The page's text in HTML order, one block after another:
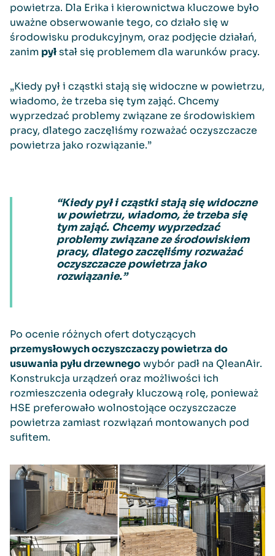
powietrza. Dla Erika i kierownictwa kluczowe było
uważne obserwowanie tego, co działo się w
środowisku produkcyjnym, oraz podjęcie działań,
zanim pyłstał się problemem dla warunków pracy.
„Kiedy pył i cząstki stają się widoczne w powietrzu,
wiadomo, że trzeba się tym zająć. Chcemy
wyprzedzać problemy związane ze środowiskiem
pracy, dlatego zaczęliśmy rozważać oczyszczacze
powietrza jako rozwiązanie.”
“Kiedy pył i cząstki stają się widoczne
w powietrzu, wiadomo, że trzeba się
tym zająć. Chcemy wyprzedzać
problemy związane ze środowiskiem
pracy, dlatego zaczęliśmy rozważać
oczyszczacze powietrza jako
rozwiązanie.”
Po ocenie różnych ofert dotyczących
przemysłowych oczyszczaczy powietrza do
usuwania pyłu drzewnegowybór padł na QleanAir.
Konstrukcja urządzeń oraz możliwości ich
rozmieszczenia odegrały kluczową rolę, ponieważ
HSE preferowało wolnostojące oczyszczacze
powietrza zamiast rozwiązań montowanych pod
sufitem.